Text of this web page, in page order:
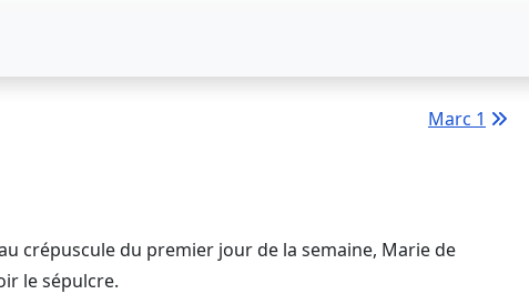
Marc 1
crépuscule du premier jour de la semaine, Marie de
le sépulcre.